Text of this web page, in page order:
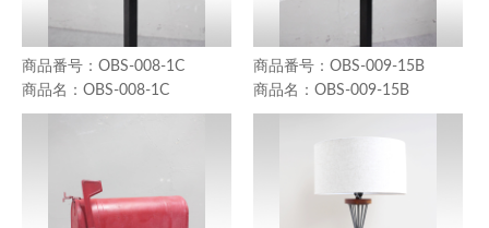
OBS-008-1C
OBS-008-1C
OBS-009-15B
OBS-009-15B